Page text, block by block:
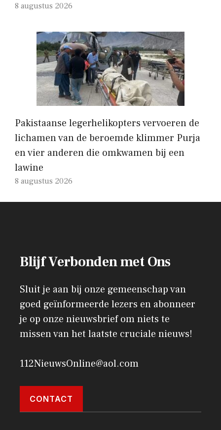
8 augustus 2026
Pakistaanse legerhelikopters vervoeren de
lichamen van de beroemde klimmer Purja
en vier anderen die omkwamen bij een
lawine
8 augustus 2026
Blijf Verbonden met Ons
Sluit je aan bij onze gemeenschap van
goed geïnformeerde lezers en abonneer
je op onze nieuwsbrief om niets te
missen van het laatste cruciale nieuws!
112NieuwsOnline@aol.com
CONTACT